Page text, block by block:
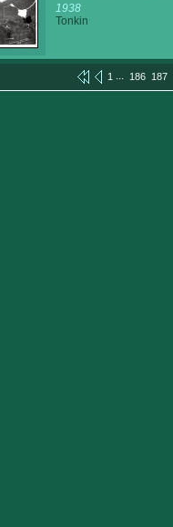
1938
Tonkin
1 ... 186 187